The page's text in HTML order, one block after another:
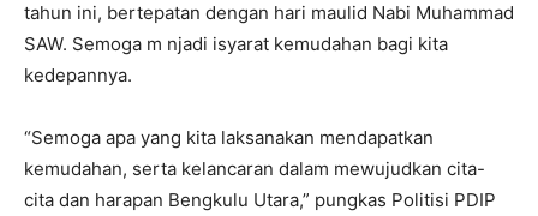
tahun ini, bertepatan dengan hari maulid Nabi Muhammad
SAW. Semoga m njadi isyarat kemudahan bagi kita
kedepannya.
“Semoga apa yang kita laksanakan mendapatkan
kemudahan, serta kelancaran dalam mewujudkan cita-
cita dan harapan Bengkulu Utara,” pungkas Politisi PDIP